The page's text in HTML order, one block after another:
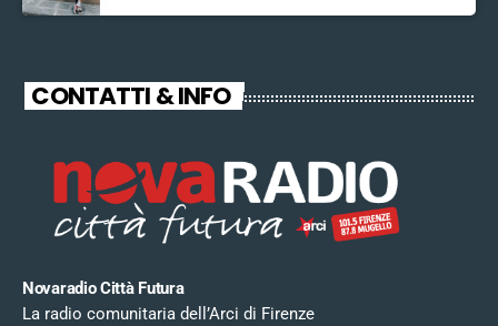
CONTATTI & INFO
Novaradio Città Futura
La radio comunitaria dell’Arci di Firenze